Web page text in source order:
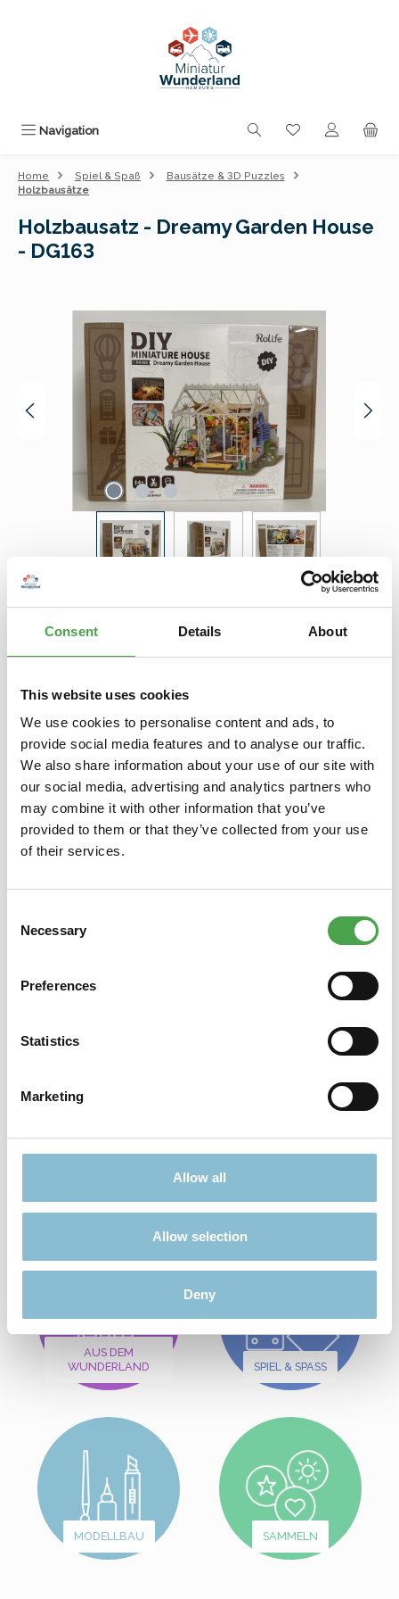
Consent Details About
This website uses cookies
We use cookies to personalise content and ads, to
provide social media features and to analyse our traffic.
We also share information about your use of our site with
our social media, advertising and analytics partners who
may combine it with other information that you’ve
provided to them or that they’ve collected from your use
of their services.
Selection
Necessary
Preferences
Statistics
Marketing
Allow all
Allow selection
Deny
Navigation Du hast 0
Home Spiel & Spaß
Bausätze & 3D Puzzles
Holzbausätze
Holzbausatz - Dreamy Garden House
- DG163
Produkt Anzahl: Gib den gewünschten Wert ein oder benutze die
Beschreibung
Holzbausatz "Dreamy Garden House" von RobotimeDieser
Bausatz stellt aufgebaut ein gemütliches Gartenhäuschen
dar.Es verfügt…Mehr
Nichts passendes gefunden?
AUS DEM
WUNDERLAND
SPIEL & SPASS
MODELLBAU SAMMELN